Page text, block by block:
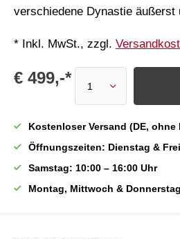
verschiedene Dynastie äußerst
* Inkl. MwSt., zzgl.
€ 499,-*
Kostenloser Versand (DE, ohne
Öffnungszeiten: Dienstag &
Samstag: 10:00 – 16:00 Uhr
Montag, Mittwoch &